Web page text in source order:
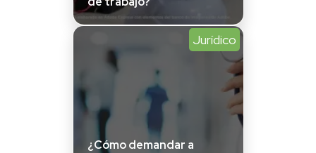
Jurídico
¿Cómo demandar a